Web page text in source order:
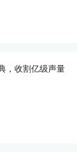
，收割亿级声量